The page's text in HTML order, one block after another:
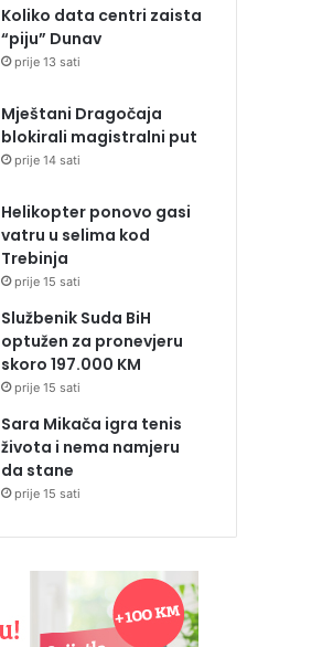
Koliko data centri zaista
“piju” Dunav
prije 13 sati
Mještani Dragočaja
blokirali magistralni put
prije 14 sati
Helikopter ponovo gasi
vatru u selima kod
Trebinja
prije 15 sati
Službenik Suda BiH
optužen za pronevjeru
skoro 197.000 KM
prije 15 sati
Sara Mikača igra tenis
života i nema namjeru
da stane
prije 15 sati